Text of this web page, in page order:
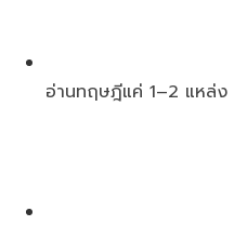
อ่านทฤษฎีแค่ 1–2 แหล่ง